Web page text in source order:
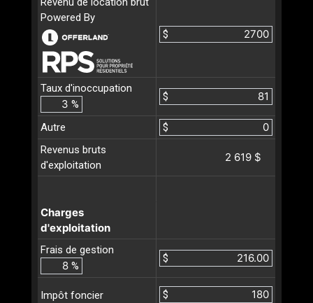
Powered By
$
Taux d'inoccupation
%
$
Autre
$
Revenus bruts
d'exploitation
2 619 $
Charges
d'exploitation
Frais de gestion
%
$
Impôt foncier $